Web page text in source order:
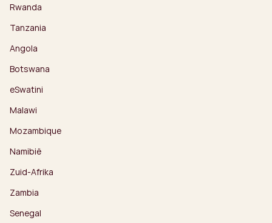
Rwanda
Tanzania
Angola
Botswana
eSwatini
Malawi
Mozambique
Namibië
Zuid-Afrika
Zambia
Senegal